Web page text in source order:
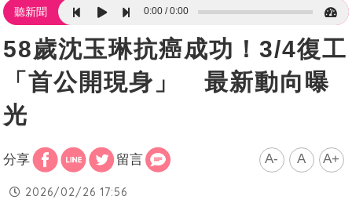
聽新聞 0:00 0:00
58歲沈玉琳抗癌成功！3/4復工
「首公開現身」 最新動向曝
光
分享 留言 A- A A+
2026/02/26 17:56